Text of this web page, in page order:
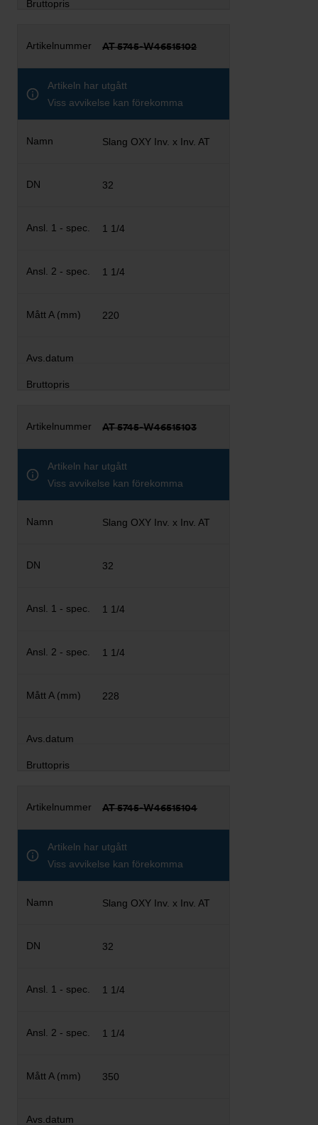
AT 5745-W46515102
Artikeln har utgått
Viss avvikelse kan förekomma
Slang OXY Inv. x Inv. AT
32
1 1/4
1 1/4
220
AT 5745-W46515103
Artikeln har utgått
Viss avvikelse kan förekomma
Slang OXY Inv. x Inv. AT
32
1 1/4
1 1/4
228
AT 5745-W46515104
Artikeln har utgått
Viss avvikelse kan förekomma
Slang OXY Inv. x Inv. AT
32
1 1/4
1 1/4
350